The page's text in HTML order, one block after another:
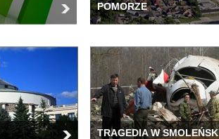
POMORZE
TRAGEDIA W